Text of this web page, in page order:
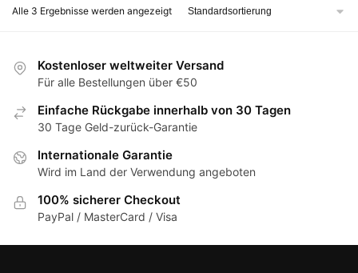
Alle 3 Ergebnisse werden angezeigt
Kostenloser weltweiter Versand
Für alle Bestellungen über €50
Einfache Rückgabe innerhalb von 30 Tagen
30 Tage Geld-zurück-Garantie
Internationale Garantie
Wird im Land der Verwendung angeboten
100% sicherer Checkout
PayPal / MasterCard / Visa